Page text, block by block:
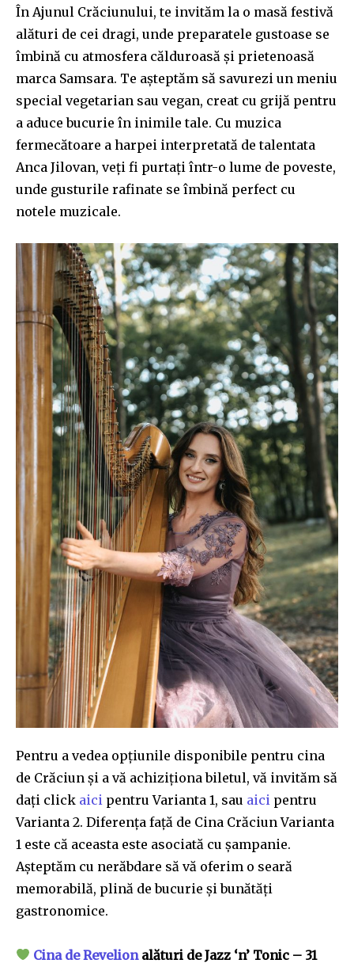
În Ajunul Crăciunului, te invităm la o masă festivă
alături de cei dragi, unde preparatele gustoase se
îmbină cu atmosfera călduroasă și prietenoasă
marca Samsara. Te așteptăm să savurezi un meniu
special vegetarian sau vegan, creat cu grijă pentru
a aduce bucurie în inimile tale. Cu muzica
fermecătoare a harpei interpretată de talentata
Anca Jilovan, veți fi purtați într-o lume de poveste,
unde gusturile rafinate se îmbină perfect cu
notele muzicale.
Pentru a vedea opțiunile disponibile pentru cina
de Crăciun și a vă achiziționa biletul, vă invităm să
dați click aici pentru Varianta 1, sau aici pentru
Varianta 2. Diferența față de Cina Crăciun Varianta
1 este că aceasta este asociată cu șampanie.
Așteptăm cu nerăbdare să vă oferim o seară
memorabilă, plină de bucurie și bunătăți
gastronomice.
Cina de Revelionalături de Jazz ‘n’ Tonic – 31